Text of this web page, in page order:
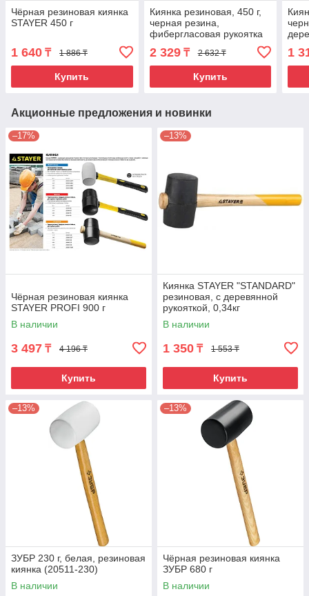
Чёрная резиновая киянка
STAYER 450 г
1 640 ₸ 1 886 ₸
Купить
Киянка резиновая, 450 г,
черная резина,
фибергласовая рукоятка
2 329₸ 2 632 ₸
Купить
1
Акционные предложения и новинки
–17%
Чёрная резиновая киянка
STAYER PROFI 900 г
В наличии
3 497 ₸ 4 196 ₸
Купить
–13%
Киянка STAYER "STANDARD"
резиновая, с деревянной
рукояткой, 0,34кг
В наличии
1 350 ₸ 1 553 ₸
Купить
–13%
ЗУБР 230 г, белая, резиновая
киянка (20511-230)
В наличии
–13%
Чёрная резиновая киянка
ЗУБР 680 г
В наличии